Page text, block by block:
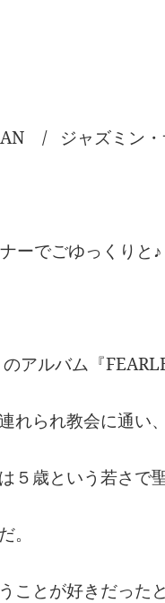
/ ジャズミン・
ーでごゆっくりと♪
アルバム『
れられ教会に通い、
５歳という若さで
。
ことが好きだった